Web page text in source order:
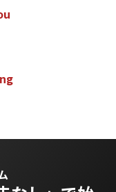
u
ng